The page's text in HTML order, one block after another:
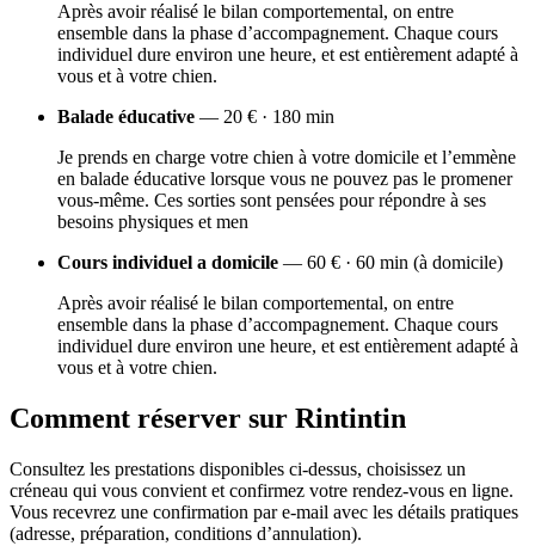
Après avoir réalisé le bilan comportemental, on entre
ensemble dans la phase d’accompagnement. Chaque cours
individuel dure environ une heure, et est entièrement adapté à
vous et à votre chien.
Balade éducative — 20 € · 180 min
Je prends en charge votre chien à votre domicile et l’emmène
en balade éducative lorsque vous ne pouvez pas le promener
vous-même. Ces sorties sont pensées pour répondre à ses
besoins physiques et men
Cours individuel a domicile — 60 € · 60 min (à domicile)
Après avoir réalisé le bilan comportemental, on entre
ensemble dans la phase d’accompagnement. Chaque cours
individuel dure environ une heure, et est entièrement adapté à
vous et à votre chien.
Comment réserver sur Rintintin
Consultez les prestations disponibles ci-dessus, choisissez un
créneau qui vous convient et confirmez votre rendez-vous en ligne.
Vous recevrez une confirmation par e-mail avec les détails pratiques
(adresse, préparation, conditions d’annulation).